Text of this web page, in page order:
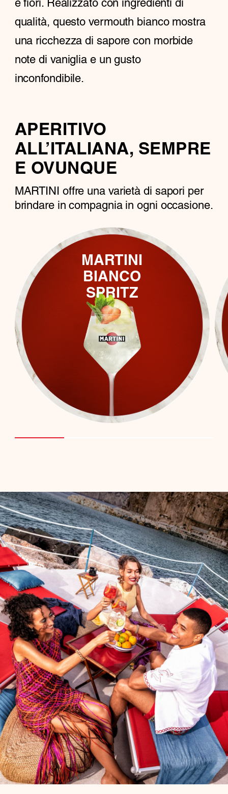
e fiori. Realizzato con ingredienti di
qualità, questo vermouth bianco mostra
una ricchezza di sapore con morbide
note di vaniglia e un gusto
inconfondibile.
APERITIVO
ALL’ITALIANA, SEMPRE
E OVUNQUE
MARTINI offre una varietà di sapori per
brindare in compagnia in ogni occasione.
MARTINI
BIANCO
SPRITZ